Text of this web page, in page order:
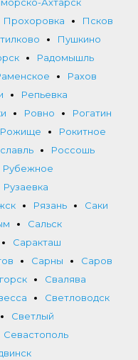
Прохоровка
Псков
Пушкино
Радомышль
Рахов
Репьевка
Ровно
Рогатин
Рожище
Рокитное
Россошь
Рубежное
Рузаевка
Рязань
Саки
Сальск
Саракташ
Сарны
Саров
Свалява
Светловодск
Светлый
Севастополь